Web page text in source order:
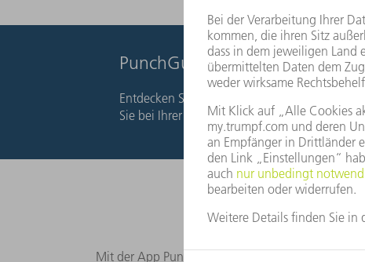
PunchGuide online aufrufen
Entdecken Sie die Möglichkeiten der
Sie bei Ihrer Bauteilkonstruktion.
Mit der App PunchGuide (nur für iOS verfügbar)